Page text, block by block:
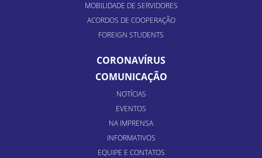
MOBILIDADE DE SERVIDORES
ACORDOS DE COOPERAÇÃO
FOREIGN STUDENTS
CORONAVÍRUS
COMUNICAÇÃO
NOTÍCIAS
EVENTOS
NA IMPRENSA
INFORMATIVOS
EQUIPE E CONTATOS